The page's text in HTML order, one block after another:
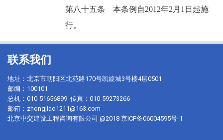
第八十五条 本条例自2012年2月1日起施
行。
联系我们
地址：北京市朝阳区北苑路170号凯旋城3号楼4层0501
邮编：100101
总机：010-51656899 传真：010-59273266
邮箱：zhongjiao1211@163.com
北京中交建设工程咨询有限公司 @2018 京ICP备06004595号-1